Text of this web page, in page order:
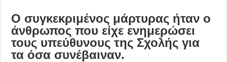
Ο συγκεκριμένος μάρτυρας ήταν ο
άνθρωπος που είχε ενημερώσει
τους υπεύθυνους της Σχολής για
τα όσα συνέβαιναν.